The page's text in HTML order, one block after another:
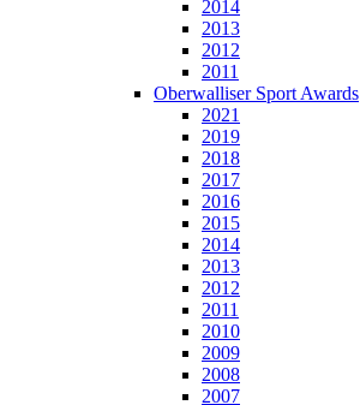
2014
2013
2012
2011
Oberwalliser Sport Awards
2021
2019
2018
2017
2016
2015
2014
2013
2012
2011
2010
2009
2008
2007